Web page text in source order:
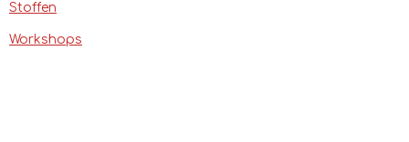
Stoffen
Workshops